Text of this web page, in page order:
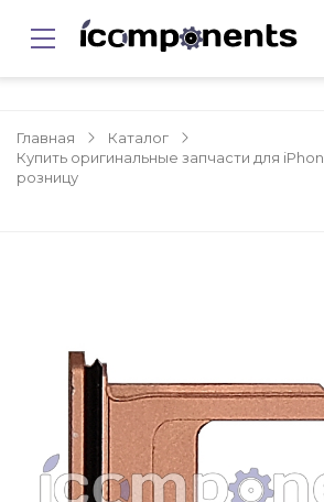
Главная
Каталог
Купить оригинальные запчасти для
розницу